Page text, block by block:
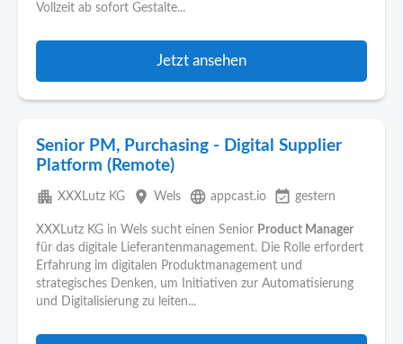
Vollzeit ab sofort Gestalte...
Jetzt ansehen
Senior PM, Purchasing - Digital Supplier
Platform (Remote)
apartment XXXLutz KG place Wels language appcast.io event_available gestern
XXXLutz KG in Wels sucht einen Senior Product Manager
für das digitale Lieferantenmanagement. Die Rolle erfordert
Erfahrung im digitalen Produktmanagement und
strategisches Denken, um Initiativen zur Automatisierung
und Digitalisierung zu leiten...